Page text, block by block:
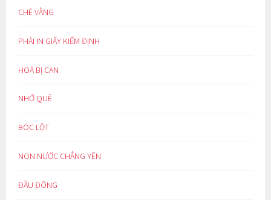
CHÈ VẰNG
PHẢI IN GIẤY KIỂM ĐỊNH
HOÁ BỊ CAN
NHỚ QUÊ
BÓC LỘT
NON NƯỚC CHẲNG YÊN
ĐẦU ĐÔNG